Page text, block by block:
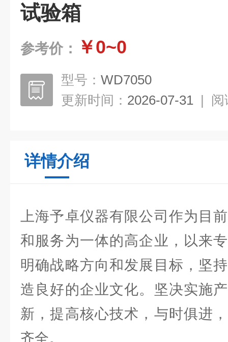
试验箱
参考价： ￥0~0
型号： WD7050
更新时间： 2026-07-31 | 阅
详情介绍
上海予卓仪器有限公司作为目
和服务为一体的高企业，以来
明确战略方向和发展目标，坚
造良好的企业文化。坚决实施
新，提高核心技术，与时俱进
齐全。